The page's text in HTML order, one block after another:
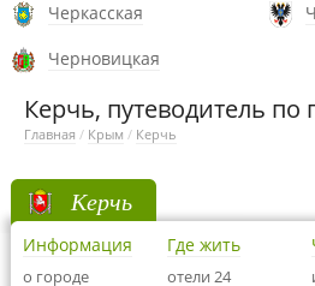
Черкасская
Черновицкая
Керчь, путеводитель по
Главная / Крым / Керчь
Керчь
Информация
о городе
Где жить
отели 24